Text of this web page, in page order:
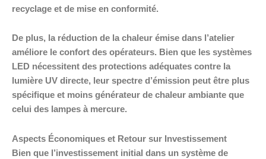
recyclage et de mise en conformité.
De plus, la réduction de la chaleur émise dans l’atelier
améliore le confort des opérateurs. Bien que les systèmes
LED nécessitent des protections adéquates contre la
lumière UV directe, leur spectre d’émission peut être plus
spécifique et moins générateur de chaleur ambiante que
celui des lampes à mercure.
Aspects Économiques et Retour sur Investissement
Bien que l’investissement initial dans un système de